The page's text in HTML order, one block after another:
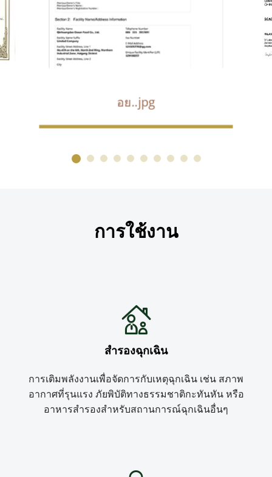
อย..jpg
การใช้งาน
สำรองฉุกเฉิน
การเติมพลังงานเพื่อจัดการกับเหตุฉุกเฉิน เช่น สภาพ
อากาศที่รุนแรง ภัยพิบัติทางธรรมชาติกะทันหัน หรือ
อาหารสำรองสำหรับสถานการณ์ฉุกเฉินอื่นๆ